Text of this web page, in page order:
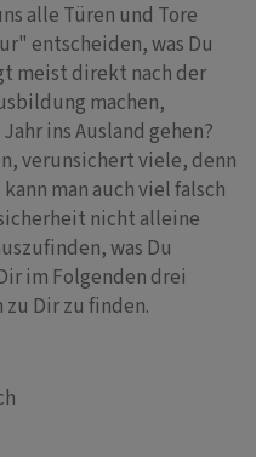
alle Türen und Tore
entscheiden, was Du
meist direkt nach der
machen,
ins Ausland gehen?
verunsichert viele, denn
man auch viel falsch
nicht alleine
was Du
im Folgenden drei
Dir zu finden.